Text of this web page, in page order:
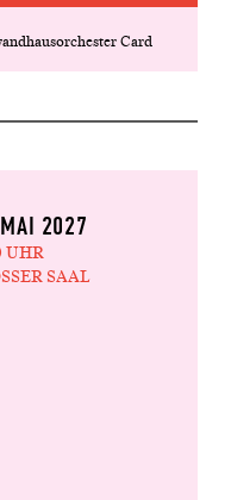
Card
2027
UHR
SAAL